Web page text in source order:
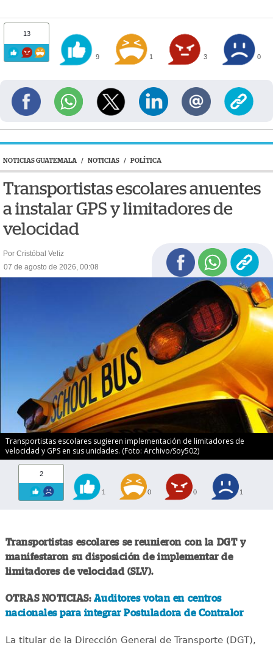
13
9 1 3 0
NOTICIAS GUATEMALA / NOTICIAS / POLÍTICA
Transportistas escolares anuentes
a instalar GPS y limitadores de
velocidad
Por Cristóbal Veliz
07 de agosto de 2026, 00:08
Transportistas escolares sugieren implementación de limitadores de
velocidad y GPS en sus unidades. (Foto: Archivo/Soy502)
2
1 0 0 1
Transportistas escolares se reunieron con la DGT y
manifestaron su disposición de implementar de
limitadores de velocidad (SLV).
OTRAS NOTICIAS: Auditores votan en centros
nacionales para integrar Postuladora de Contralor
La titular de la Dirección General de Transporte (DGT),